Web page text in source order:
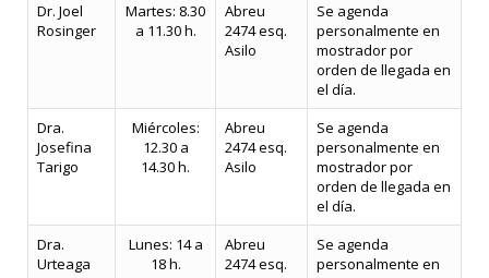
Dr. Joel
Rosinger
Martes: 8.30
a 11.30 h.
Abreu
2474 esq.
Asilo
Se agenda
personalmente en
mostrador por
orden de llegada en
el día.
Dra.
Josefina
Tarigo
Miércoles:
12.30 a
14.30 h.
Abreu
2474 esq.
Asilo
Se agenda
personalmente en
mostrador por
orden de llegada en
el día.
Dra.
Urteaga
Lunes: 14 a
18 h.
Abreu
2474 esq.
Se agenda
personalmente en